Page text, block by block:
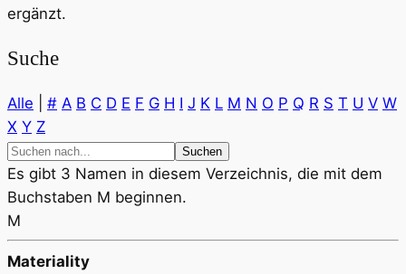
ergänzt.
Suche
Alle # A B C D E F G H I J K L M N O P Q R S T U V W
X Y Z
Es gibt 3 Namen in diesem Verzeichnis, die mit dem
Buchstaben M beginnen.
M
Materiality